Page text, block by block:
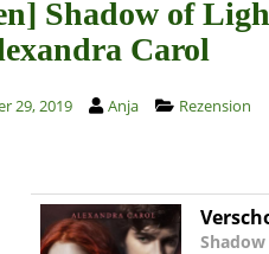
Shadow of
Carol
29, 2019 Anja Rezension